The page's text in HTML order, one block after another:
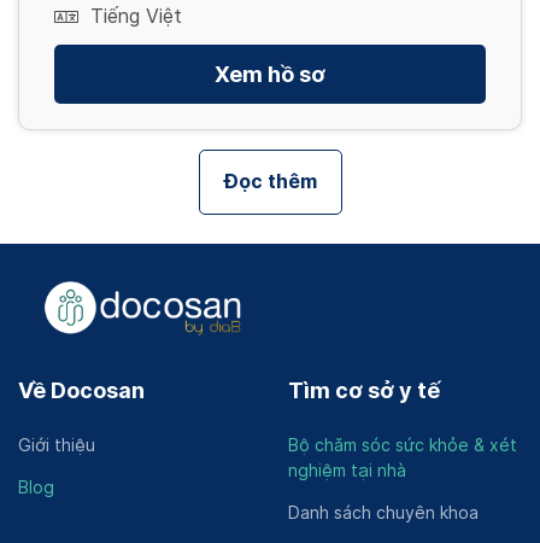
Tiếng Việt
Xem hồ sơ
Đọc thêm
Về Docosan
Giới thiệu
Blog
Tìm cơ sở y tế
Bộ chăm sóc sức khỏe & xét
nghiệm tại nhà
Danh sách chuyên khoa